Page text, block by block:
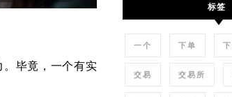
毕竟，一个有实
标签
一个 下单
交易 交易所